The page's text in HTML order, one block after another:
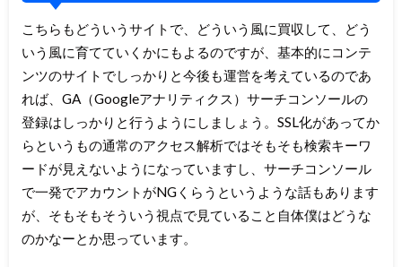
こちらもどういうサイトで、どういう風に買収して、どう
いう風に育てていくかにもよるのですが、基本的にコンテ
ンツのサイトでしっかりと今後も運営を考えているのであ
れば、GA（Googleアナリティクス）サーチコンソールの
登録はしっかりと行うようにしましょう。SSL化があってか
らというもの通常のアクセス解析ではそもそも検索キーワ
ードが見えないようになっていますし、サーチコンソール
で一発でアカウントがNGくらうというような話もあります
が、そもそもそういう視点で見ていること自体僕はどうな
のかなーとか思っています。